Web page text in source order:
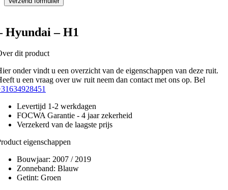
Hyundai – H1
dit product
onder vindt u een overzicht van de eigenschappen van deze ruit.
u een vraag over uw ruit neem dan contact met ons op. Bel
Levertijd 1-2 werkdagen
FOCWA Garantie - 4 jaar zekerheid
Verzekerd van de laagste prijs
eigenschappen
Bouwjaar: 2007 / 2019
Zonneband: Blauw
Getint: Groen